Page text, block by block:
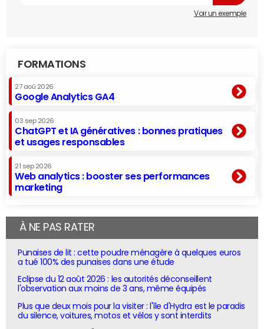
Voir un exemple
FORMATIONS
27 aoû 2026
Google Analytics GA4
03 sep 2026
ChatGPT et IA génératives : bonnes pratiques
et usages responsables
21 sep 2026
Web analytics : booster ses performances
marketing
À NE PAS RATER
Punaises de lit : cette poudre ménagère à quelques euros
a tué 100% des punaises dans une étude
Eclipse du 12 août 2026 : les autorités déconseillent
l'observation aux moins de 3 ans, même équipés
Plus que deux mois pour la visiter : l'île d'Hydra est le paradis
du silence, voitures, motos et vélos y sont interdits